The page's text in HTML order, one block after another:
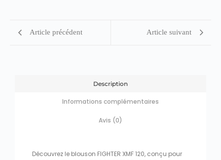
Article précédent Article suivant
Description
Informations complémentaires
Avis (0)
Découvrez le blouson FIGHTER XMF 120, conçu pour